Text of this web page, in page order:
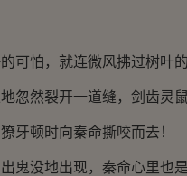
怕，就连微风拂过树叶的
然裂开一道缝，剑齿灵鼠
顿时向秦命撕咬而去！
没地出现，秦命心里也是